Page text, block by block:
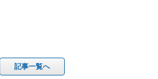
記事一覧へ